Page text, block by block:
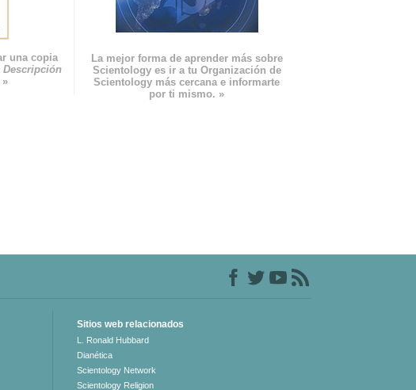
una copia
Descripción
»
La mejor forma de aprender más sobre
Scientology es ir a tu Organización de
Scientology más cercana e informarte
por ti mismo. »
Sitios web relacionados
L. Ronald Hubbard
Dianética
Scientology Network
Scientology Religion